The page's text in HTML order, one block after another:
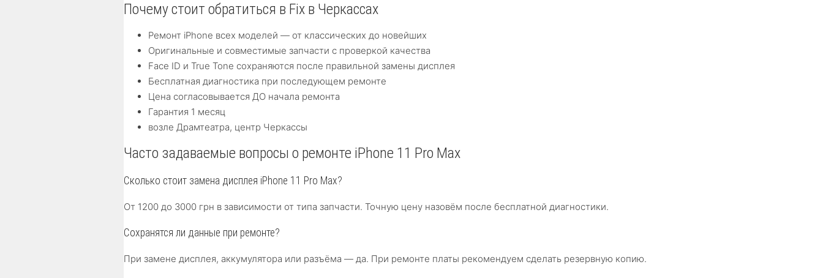
Почему стоит обратиться в Fix в Черкассах
Ремонт iPhone всех моделей — от классических до новейших
Оригинальные и совместимые запчасти с проверкой качества
Face ID и True Tone сохраняются после правильной замены дисплея
Бесплатная диагностика при последующем ремонте
Цена согласовывается ДО начала ремонта
Гарантия 1 месяц
возле Драмтеатра, центр Черкассы
Часто задаваемые вопросы о ремонте iPhone 11 Pro Max
Сколько стоит замена дисплея iPhone 11 Pro Max?
От 1200 до 3000 грн в зависимости от типа запчасти. Точную цену назовём после бесплатной диагностики.
Сохранятся ли данные при ремонте?
При замене дисплея, аккумулятора или разъёма — да. При ремонте платы рекомендуем сделать резервную копию.